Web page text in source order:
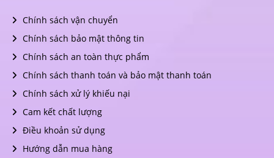
Chính sách vận chuyển
Chính sách bảo mật thông tin
Chính sách an toàn thực phẩm
Chính sách thanh toán và bảo mật thanh toán
Chính sách xử lý khiếu nại
Cam kết chất lượng
Điều khoản sử dụng
Hướng dẫn mua hàng